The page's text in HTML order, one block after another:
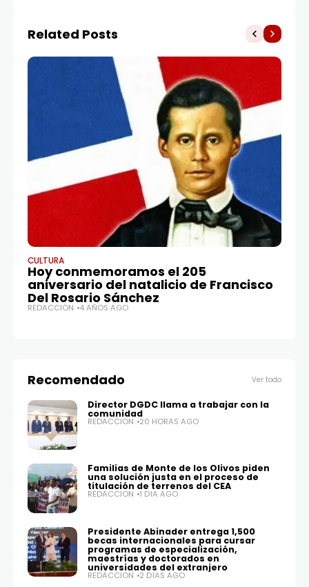
Related Posts
CULTURA
Hoy conmemoramos el 205
aniversario del natalicio de Francisco
Del Rosario Sánchez
REDACCIÓN 4 AÑOS AGO
Recomendado Ver todo
Director DGDC llama a trabajar con la
comunidad
REDACCIÓN 20 HORAS AGO
Familias de Monte de los Olivos piden
una solución justa en el proceso de
titulación de terrenos del CEA
REDACCIÓN 1 DÍA AGO
Presidente Abinader entrega 1,500
becas internacionales para cursar
programas de especialización,
maestrías y doctorados en
universidades del extranjero
REDACCIÓN 2 DÍAS AGO